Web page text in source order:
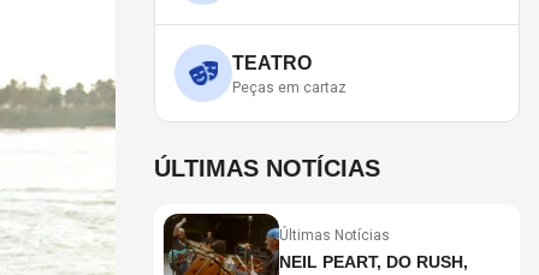
TEATRO
Peças em cartaz
ÚLTIMAS NOTÍCIAS
Últimas Notícias
NEIL PEART, DO RUSH,